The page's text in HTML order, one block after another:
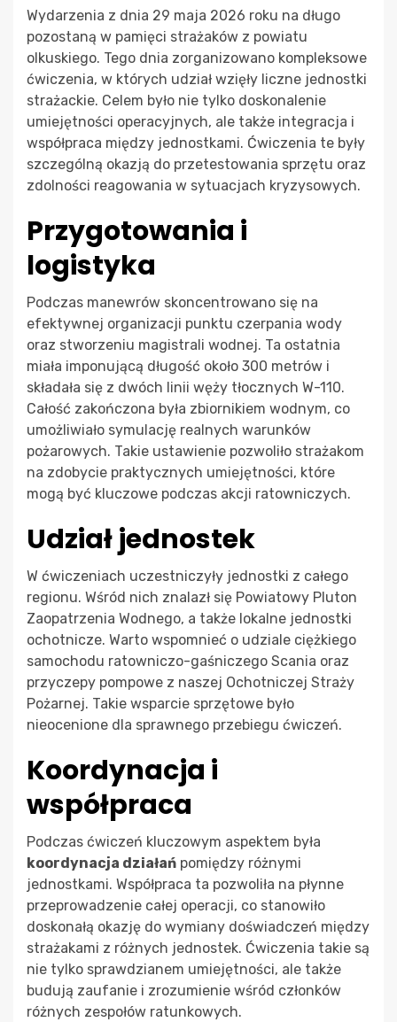
Wydarzenia z dnia 29 maja 2026 roku na długo
pozostaną w pamięci strażaków z powiatu
olkuskiego. Tego dnia zorganizowano kompleksowe
ćwiczenia, w których udział wzięły liczne jednostki
strażackie. Celem było nie tylko doskonalenie
umiejętności operacyjnych, ale także integracja i
współpraca między jednostkami. Ćwiczenia te były
szczególną okazją do przetestowania sprzętu oraz
zdolności reagowania w sytuacjach kryzysowych.
Przygotowania i
logistyka
Podczas manewrów skoncentrowano się na
efektywnej organizacji punktu czerpania wody
oraz stworzeniu magistrali wodnej. Ta ostatnia
miała imponującą długość około 300 metrów i
składała się z dwóch linii węży tłocznych W-110.
Całość zakończona była zbiornikiem wodnym, co
umożliwiało symulację realnych warunków
pożarowych. Takie ustawienie pozwoliło strażakom
na zdobycie praktycznych umiejętności, które
mogą być kluczowe podczas akcji ratowniczych.
Udział jednostek
W ćwiczeniach uczestniczyły jednostki z całego
regionu. Wśród nich znalazł się Powiatowy Pluton
Zaopatrzenia Wodnego, a także lokalne jednostki
ochotnicze. Warto wspomnieć o udziale ciężkiego
samochodu ratowniczo-gaśniczego Scania oraz
przyczepy pompowe z naszej Ochotniczej Straży
Pożarnej. Takie wsparcie sprzętowe było
nieocenione dla sprawnego przebiegu ćwiczeń.
Koordynacja i
współpraca
Podczas ćwiczeń kluczowym aspektem była
koordynacja działań pomiędzy różnymi
jednostkami. Współpraca ta pozwoliła na płynne
przeprowadzenie całej operacji, co stanowiło
doskonałą okazję do wymiany doświadczeń między
strażakami z różnych jednostek. Ćwiczenia takie są
nie tylko sprawdzianem umiejętności, ale także
budują zaufanie i zrozumienie wśród członków
różnych zespołów ratunkowych.